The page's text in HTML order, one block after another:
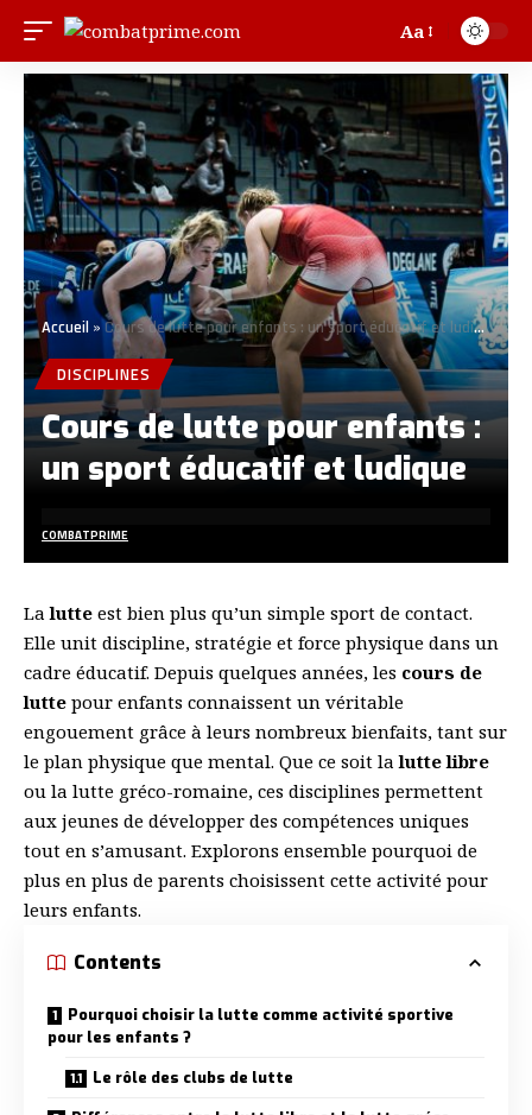
Aa
Accueil »Cours de lutte pour enfants : un sport éducatif et ludique
DISCIPLINES
Cours de lutte pour enfants :
un sport éducatif et ludique
COMBATPRIME
Lalutte est bien plus qu’un simple sport de contact.
Elle unit discipline, stratégie et force physique dans un
cadre éducatif. Depuis quelques années, les cours de
lutte pour enfants connaissent un véritable
engouement grâce à leurs nombreux bienfaits, tant sur
le plan physique que mental. Que ce soit lalutte libre
ou la lutte gréco-romaine, ces disciplines permettent
aux jeunes de développer des compétences uniques
tout en s’amusant. Explorons ensemble pourquoi de
plus en plus de parents choisissent cette activité pour
leurs enfants.
Contents
Pourquoi choisir la lutte comme activité sportive
pour les enfants ?
Le rôle des clubs de lutte